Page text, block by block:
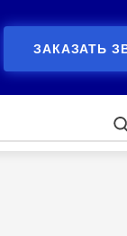
ЗАКАЗАТЬ